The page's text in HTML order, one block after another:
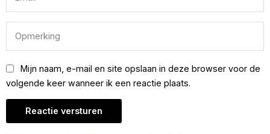
Mijn naam, e-mail en site opslaan in deze browser voor de
volgende keer wanneer ik een reactie plaats.